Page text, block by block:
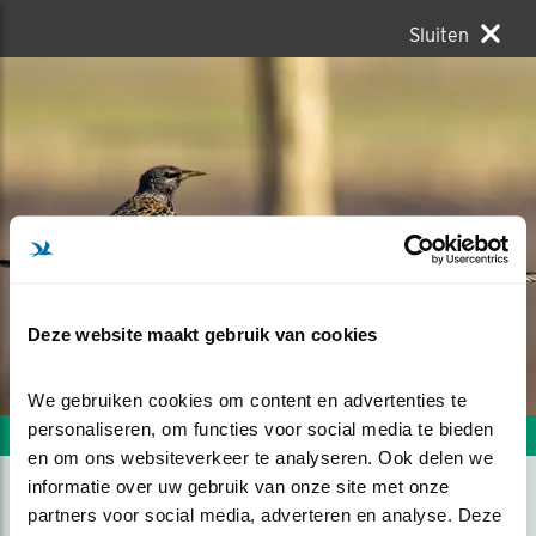
Deze website maakt gebruik van cookies
We gebruiken cookies om content en advertenties te
personaliseren, om functies voor social media te bieden
en om ons websiteverkeer te analyseren. Ook delen we
informatie over uw gebruik van onze site met onze
partners voor social media, adverteren en analyse. Deze
Sluiten
Volgende foto Vorige foto